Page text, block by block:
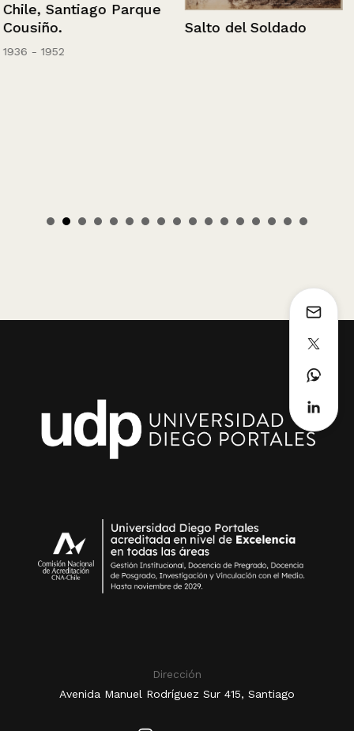
Chile, Santiago Parque
Cousiño.
1936 - 1952
Salto del Soldado
Dirección
Avenida Manuel Rodríguez Sur 415, Santiago